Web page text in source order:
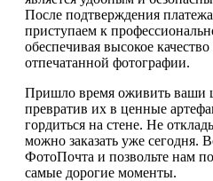
После подтверждения
приступаем к
обеспечивая высокое
отпечатанной фотографии.
Пришло время оживить ваши
превратив их в ценные
гордиться на стене. Не
можно заказать уже сегодня.
ФотоПочта и позвольте нам
самые дорогие моменты.